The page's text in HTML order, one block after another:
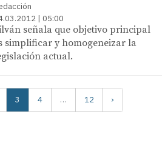
| 05:00
señala que objetivo principal
simplificar y homogeneizar la
actual.
3 4 … 12 ›